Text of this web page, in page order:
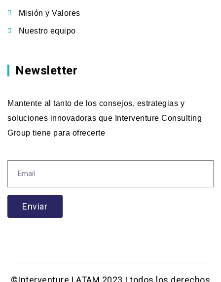
Misión y Valores
Nuestro equipo
Newsletter
Mantente al tanto de los consejos, estrategias y
soluciones innovadoras que Interventure Consulting
Group tiene para ofrecerte
Enviar
©Interventure LATAM 2023 | todos los derechos